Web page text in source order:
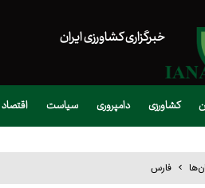
خبرگزاری کشاورزی ایران
کشاورزی دامپروری سیاست اقتصاد
فارس